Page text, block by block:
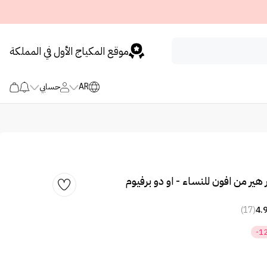
موقع المكياج الأول في المملكة
AR حسابي
من افون للنساء - او دو برفيوم
4.9
(17)
-